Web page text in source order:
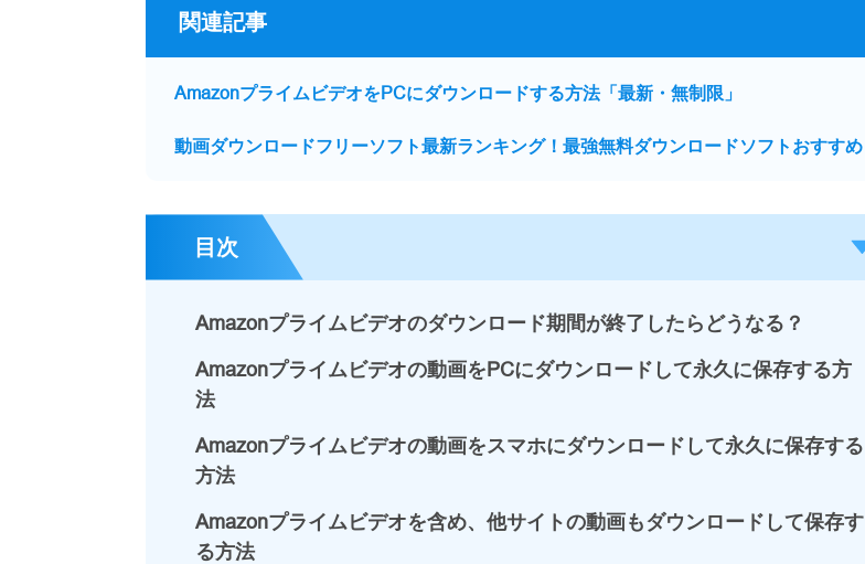
関連記事
AmazonプライムビデオをPCにダウンロードする方法「最新・無制限」
動画ダウンロードフリーソフト最新ランキング！最強無料ダウンロードソフトおすすめ
目次
Amazonプライムビデオのダウンロード期間が終了したらどうなる？
Amazonプライムビデオの動画をPCにダウンロードして永久に保存する方
法
Amazonプライムビデオの動画をスマホにダウンロードして永久に保存する
方法
Amazonプライムビデオを含め、他サイトの動画もダウンロードして保存す
る方法